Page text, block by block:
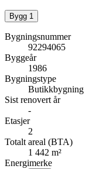
Bygg 1
Bygningsnummer
92294065
Byggeår
1986
Bygningstype
Butikkbygning
Sist renovert år
-
Etasjer
2
Totalt areal (BTA)
1 442 m²
Energimerke